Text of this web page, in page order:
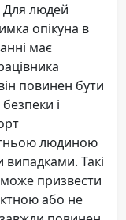
Для людей
опікуна в
має
повинен бути
і
людиною
Такі
призвести
або не